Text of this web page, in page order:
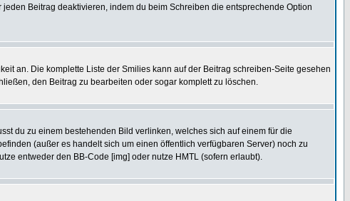
Beitrag deaktivieren, indem du beim Schreiben die entsprechende Option
an. Die komplette Liste der Smilies kann auf der Beitrag schreiben-Seite gesehen
den Beitrag zu bearbeiten oder sogar komplett zu löschen.
du zu einem bestehenden Bild verlinken, welches sich auf einem für die
(außer es handelt sich um einen öffentlich verfügbaren Server) noch zu
entweder den BB-Code [img] oder nutze HMTL (sofern erlaubt).